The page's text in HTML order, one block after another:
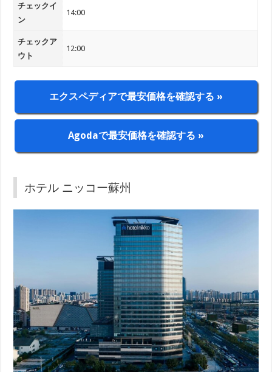
チェックイ
ン
14:00
チェックア
ウト
12:00
エクスペディアで最安価格を確認する »
Agodaで最安価格を確認する »
ホテル ニッコー蘇州